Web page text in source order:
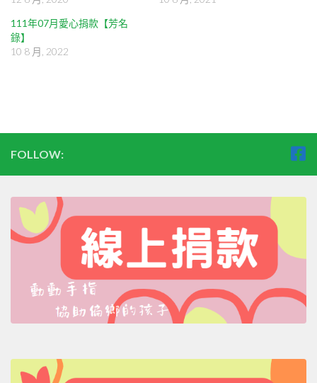
111年07月愛心捐款【芳名
錄】
10 8 月, 2022
FOLLOW: